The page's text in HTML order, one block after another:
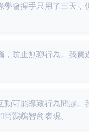
會握手只用了三天
防止無聊行為。我
可能導致行為問題
鸚鵡智商表現。